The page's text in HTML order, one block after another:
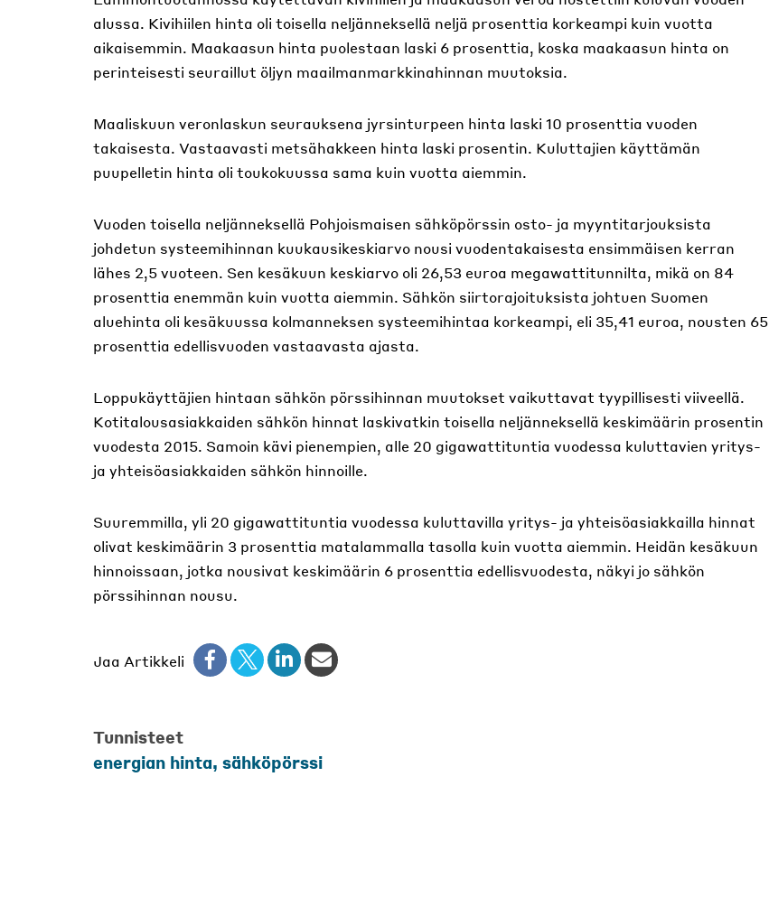
alussa. Kivihiilen hinta oli toisella neljänneksellä neljä prosenttia korkeampi kuin vuotta
aikaisemmin. Maakaasun hinta puolestaan laski 6 prosenttia, koska maakaasun hinta on
perinteisesti seuraillut öljyn maailmanmarkkinahinnan muutoksia.
Maaliskuun veronlaskun seurauksena jyrsinturpeen hinta laski 10 prosenttia vuoden
takaisesta. Vastaavasti metsähakkeen hinta laski prosentin. Kuluttajien käyttämän
puupelletin hinta oli toukokuussa sama kuin vuotta aiemmin.
Vuoden toisella neljänneksellä Pohjoismaisen sähköpörssin osto- ja myyntitarjouksista
johdetun systeemihinnan kuukausikeskiarvo nousi vuodentakaisesta ensimmäisen kerran
lähes 2,5 vuoteen. Sen kesäkuun keskiarvo oli 26,53 euroa megawattitunnilta, mikä on 84
prosenttia enemmän kuin vuotta aiemmin. Sähkön siirtorajoituksista johtuen Suomen
aluehinta oli kesäkuussa kolmanneksen systeemihintaa korkeampi, eli 35,41 euroa, nousten 65
prosenttia edellisvuoden vastaavasta ajasta.
Loppukäyttäjien hintaan sähkön pörssihinnan muutokset vaikuttavat tyypillisesti viiveellä.
Kotitalousasiakkaiden sähkön hinnat laskivatkin toisella neljänneksellä keskimäärin prosentin
vuodesta 2015. Samoin kävi pienempien, alle 20 gigawattituntia vuodessa kuluttavien yritys-
ja yhteisöasiakkaiden sähkön hinnoille.
Suuremmilla, yli 20 gigawattituntia vuodessa kuluttavilla yritys- ja yhteisöasiakkailla hinnat
olivat keskimäärin 3 prosenttia matalammalla tasolla kuin vuotta aiemmin. Heidän kesäkuun
hinnoissaan, jotka nousivat keskimäärin 6 prosenttia edellisvuodesta, näkyi jo sähkön
pörssihinnan nousu.
Jaa Artikkeli
Tunnisteet
energian hinta, sähköpörssi